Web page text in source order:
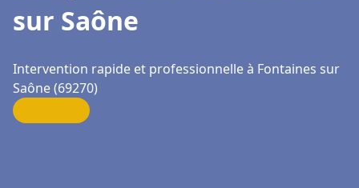
sur Saône
Intervention rapide et professionnelle à Fontaines sur
Saône (69270)